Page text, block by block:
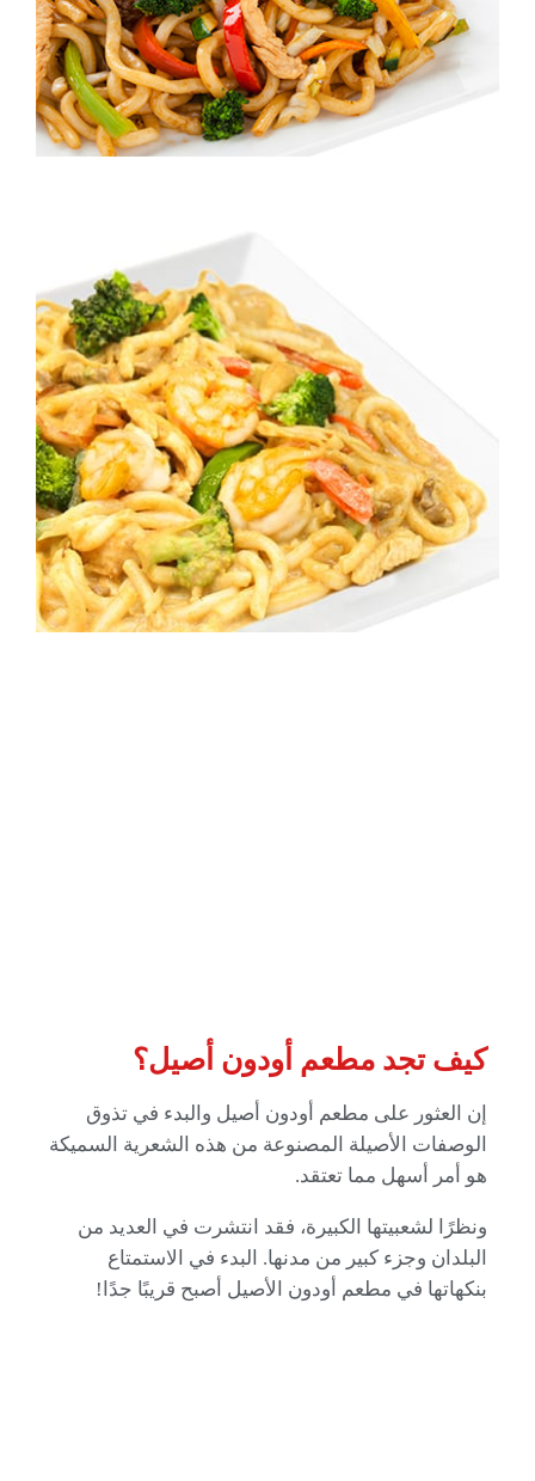
كيف تجد مطعم أودون أصيل؟
إن العثور على مطعم أودون أصيل والبدء في تذوق
الوصفات الأصيلة المصنوعة من هذه الشعرية السميكة
هو أمر أسهل مما تعتقد.
ونظرًا لشعبيتها الكبيرة، فقد انتشرت في العديد من
البلدان وجزء كبير من مدنها. البدء في الاستمتاع
بنكهاتها في مطعم أودون الأصيل أصبح قريبًا جدًا!